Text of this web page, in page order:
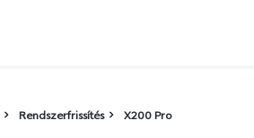
Rendszerfrissítés X200 Pro